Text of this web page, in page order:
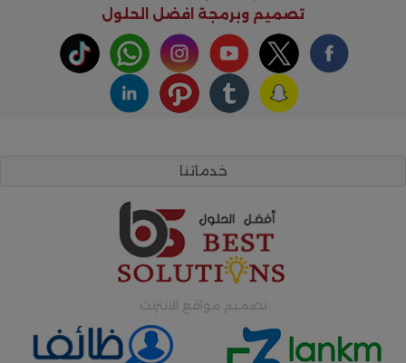
تصميم وبرمجة افضل الحلول
خدماتنا
تصميم مواقع الانترنت